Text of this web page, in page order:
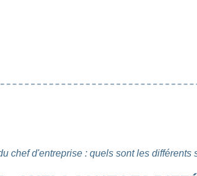
chef d'entreprise : quels sont les différents